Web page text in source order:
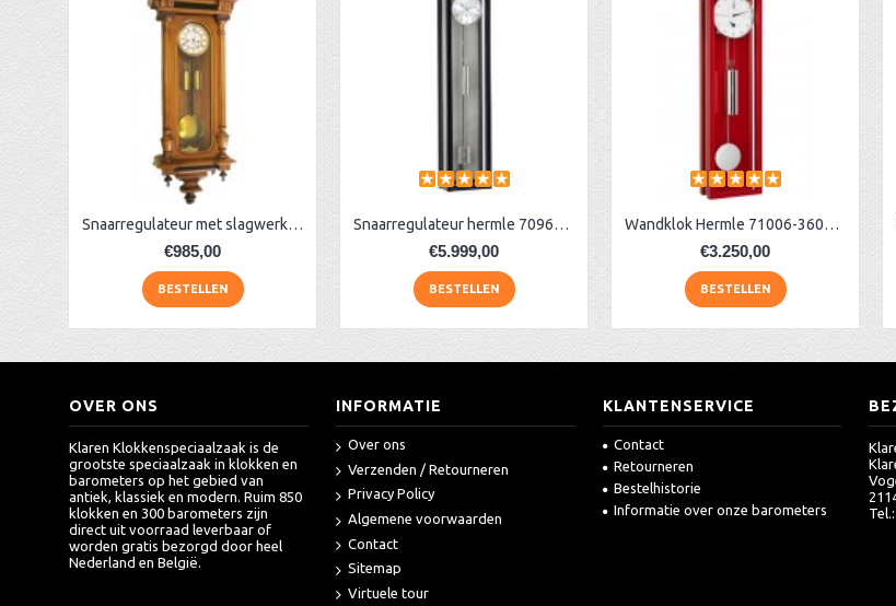
Snaarregulateur met slagwerk, klein
€985,00
BESTELLEN
Snaarregulateur hermle 70961-740761 Kingsland
€5.999,00
BESTELLEN
Wandklok Hermle 71006-360761 rood
€3.250,00
BESTELLEN
OVER ONS
Klaren Klokkenspeciaalzaak is de
grootste speciaalzaak in klokken en
barometers op het gebied van
antiek, klassiek en modern. Ruim 850
klokken en 300 barometers zijn
direct uit voorraad leverbaar of
worden gratis bezorgd door heel
Nederland en België.
INFORMATIE
Over ons
Verzenden / Retourneren
Privacy Policy
Algemene voorwaarden
Contact
Sitemap
Virtuele tour
KLANTENSERVICE
Contact
Retourneren
Bestelhistorie
Informatie over onze barometers